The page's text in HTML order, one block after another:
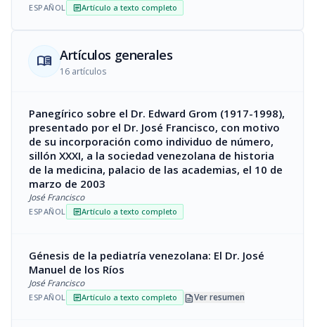
ESPAÑOL articleArtículo a texto completo
menu_book Artículos generales
16 artículos
Panegírico sobre el Dr. Edward Grom (1917-1998),
presentado por el Dr. José Francisco, con motivo
de su incorporación como individuo de número,
sillón XXXI, a la sociedad venezolana de historia
de la medicina, palacio de las academias, el 10 de
marzo de 2003
José Francisco
ESPAÑOL articleArtículo a texto completo
Génesis de la pediatría venezolana: El Dr. José
Manuel de los Ríos
José Francisco
ESPAÑOL articleArtículo a texto completo descriptionVer resumen